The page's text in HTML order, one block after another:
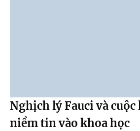
Nghịch lý Fauci và
niềm tin vào khoa học